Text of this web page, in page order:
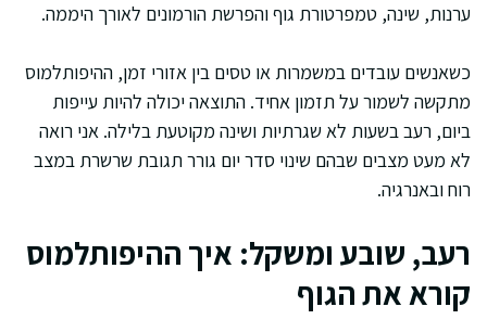
ערנות, שינה, טמפרטורת גוף והפרשת הורמונים לאורך היממה.
כשאנשים עובדים במשמרות או טסים בין אזורי זמן, ההיפותלמוס
מתקשה לשמור על תזמון אחיד. התוצאה יכולה להיות עייפות
ביום, רעב בשעות לא שגרתיות ושינה מקוטעת בלילה. אני רואה
לא מעט מצבים שבהם שינוי סדר יום גורר תגובת שרשרת במצב
רוח ובאנרגיה.
רעב, שובע ומשקל: איך ההיפותלמוס
קורא את הגוף